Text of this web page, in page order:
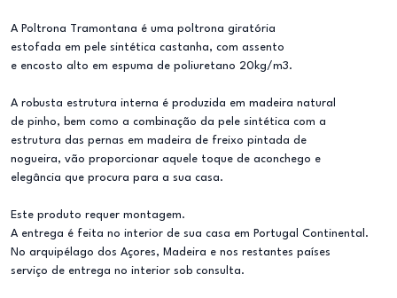
A Poltrona Tramontana é uma poltrona giratória
estofada em pele sintética castanha, com assento
e encosto alto em espuma de poliuretano 20kg/m3.
A robusta estrutura interna é produzida em madeira natural
de pinho, bem como a combinação da pele sintética com a
estrutura das pernas em madeira de freixo pintada de
nogueira, vão proporcionar aquele toque de aconchego e
elegância que procura para a sua casa.
Este produto requer montagem.
A entrega é feita no interior de sua casa em Portugal Continental.
No arquipélago dos Açores, Madeira e nos restantes países
serviço de entrega no interior sob consulta.